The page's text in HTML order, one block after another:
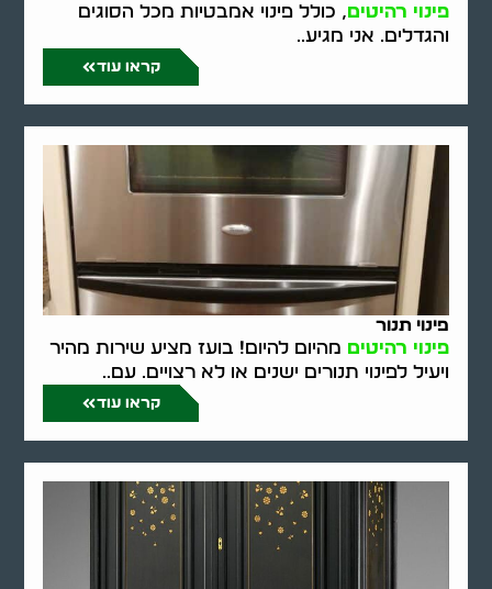
פינוי רהיטים, כולל פינוי אמבטיות מכל הסוגים
והגדלים. אני מגיע..
קראו עוד
פינוי תנור
פינוי רהיטים מהיום להיום! בועז מציע שירות מהיר
ויעיל לפינוי תנורים ישנים או לא רצויים. עם..
קראו עוד